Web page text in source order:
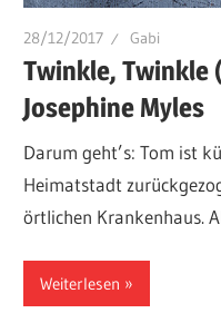
28/12/2017 Gabi
Twinkle, Twinkle
Josephine Myles
Darum geht’s: Tom ist
Heimatstadt
örtlichen Krankenhaus.
Weiterlesen